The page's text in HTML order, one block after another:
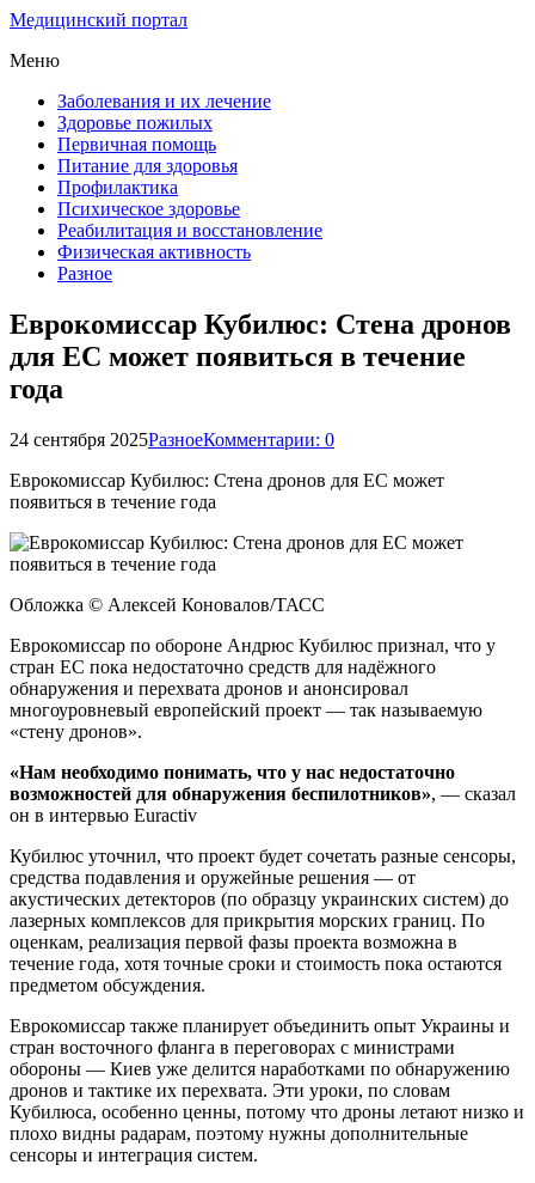
Медицинский портал
Меню
Заболевания и их лечение
Здоровье пожилых
Первичная помощь
Питание для здоровья
Профилактика
Психическое здоровье
Реабилитация и восстановление
Физическая активность
Разное
Еврокомиссар Кубилюс: Стена дронов
для ЕС может появиться в течение
года
24 сентября 2025РазноеКомментарии: 0
Еврокомиссар Кубилюс: Стена дронов для ЕС может
появиться в течение года
Обложка © Алексей Коновалов/ТАСС
Еврокомиссар по обороне Андрюс Кубилюс признал, что у
стран ЕС пока недостаточно средств для надёжного
обнаружения и перехвата дронов и анонсировал
многоуровневый европейский проект — так называемую
«стену дронов».
«Нам необходимо понимать, что у нас недостаточно
возможностей для обнаружения беспилотников», — сказал
он в интервью Euractiv
Кубилюс уточнил, что проект будет сочетать разные сенсоры,
средства подавления и оружейные решения — от
акустических детекторов (по образцу украинских систем) до
лазерных комплексов для прикрытия морских границ. По
оценкам, реализация первой фазы проекта возможна в
течение года, хотя точные сроки и стоимость пока остаются
предметом обсуждения.
Еврокомиссар также планирует объединить опыт Украины и
стран восточного фланга в переговорах с министрами
обороны — Киев уже делится наработками по обнаружению
дронов и тактике их перехвата. Эти уроки, по словам
Кубилюса, особенно ценны, потому что дроны летают низко и
плохо видны радарам, поэтому нужны дополнительные
сенсоры и интеграция систем.